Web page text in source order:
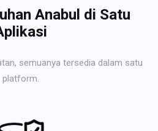
Anabul di Satu
semuanya tersedia dalam satu
platform.